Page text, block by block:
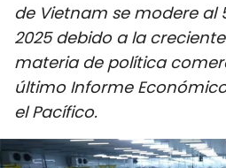
CULTURA -
VIAJES
de Vietnam se modere al
2025 debido a la
materia de política
último Informe
el Pacífico.